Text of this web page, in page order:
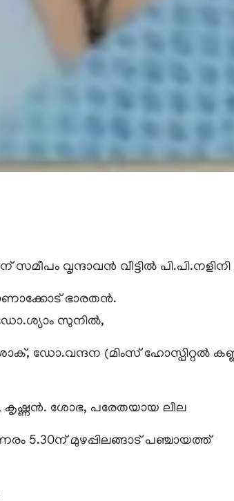
സമീപം വൃന്ദാവൻ വീട്ടിൽ
ഭാരതൻ.
സുനിൽ,
ഡോ.വന്ദന (മിംസ് ഹോസ്പിറ്റൽ
കൃഷ്ണൻ. ശോഭ, പരേതയായ ലീല
5.30ന് മുഴപ്പിലങ്ങാട് പഞ്ചായത്ത്‌